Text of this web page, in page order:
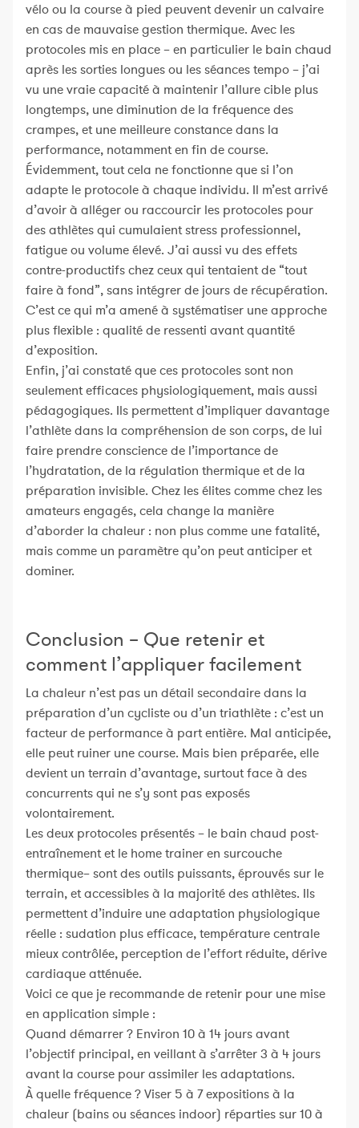
vélo ou la course à pied peuvent devenir un calvaire
en cas de mauvaise gestion thermique. Avec les
protocoles mis en place – en particulier le bain chaud
après les sorties longues ou les séances tempo – j’ai
vu une vraie capacité à maintenir l’allure cible plus
longtemps, une diminution de la fréquence des
crampes, et une meilleure constance dans la
performance, notamment en fin de course.
Évidemment, tout cela ne fonctionne que si l’on
adapte le protocole à chaque individu. Il m’est arrivé
d’avoir à alléger ou raccourcir les protocoles pour
des athlètes qui cumulaient stress professionnel,
fatigue ou volume élevé. J’ai aussi vu des effets
contre-productifs chez ceux qui tentaient de “tout
faire à fond”, sans intégrer de jours de récupération.
C’est ce qui m’a amené à systématiser une approche
plus flexible : qualité de ressenti avant quantité
d’exposition.
Enfin, j’ai constaté que ces protocoles sont non
seulement efficaces physiologiquement, mais aussi
pédagogiques. Ils permettent d’impliquer davantage
l’athlète dans la compréhension de son corps, de lui
faire prendre conscience de l’importance de
l’hydratation, de la régulation thermique et de la
préparation invisible. Chez les élites comme chez les
amateurs engagés, cela change la manière
d’aborder la chaleur : non plus comme une fatalité,
mais comme un paramètre qu’on peut anticiper et
dominer.
Conclusion – Que retenir et
comment l’appliquer facilement
La chaleur n’est pas un détail secondaire dans la
préparation d’un cycliste ou d’un triathlète : c’est un
facteur de performance à part entière. Mal anticipée,
elle peut ruiner une course. Mais bien préparée, elle
devient un terrain d’avantage, surtout face à des
concurrents qui ne s’y sont pas exposés
volontairement.
Les deux protocoles présentés – le bain chaud post-
entraînement et le home trainer en surcouche
thermique– sont des outils puissants, éprouvés sur le
terrain, et accessibles à la majorité des athlètes. Ils
permettent d’induire une adaptation physiologique
réelle : sudation plus efficace, température centrale
mieux contrôlée, perception de l’effort réduite, dérive
cardiaque atténuée.
Voici ce que je recommande de retenir pour une mise
en application simple :
Quand démarrer ? Environ 10 à 14 jours avant
l’objectif principal, en veillant à s’arrêter 3 à 4 jours
avant la course pour assimiler les adaptations.
À quelle fréquence ? Viser 5 à 7 expositions à la
chaleur (bains ou séances indoor) réparties sur 10 à